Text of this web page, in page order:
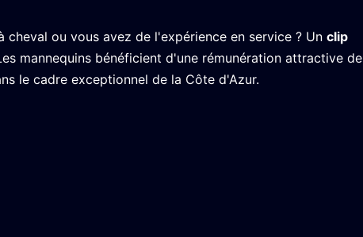
ou vous avez de l'expérience en service ? Un clip
mannequins bénéficient d'une rémunération attractive de
le cadre exceptionnel de la Côte d'Azur.